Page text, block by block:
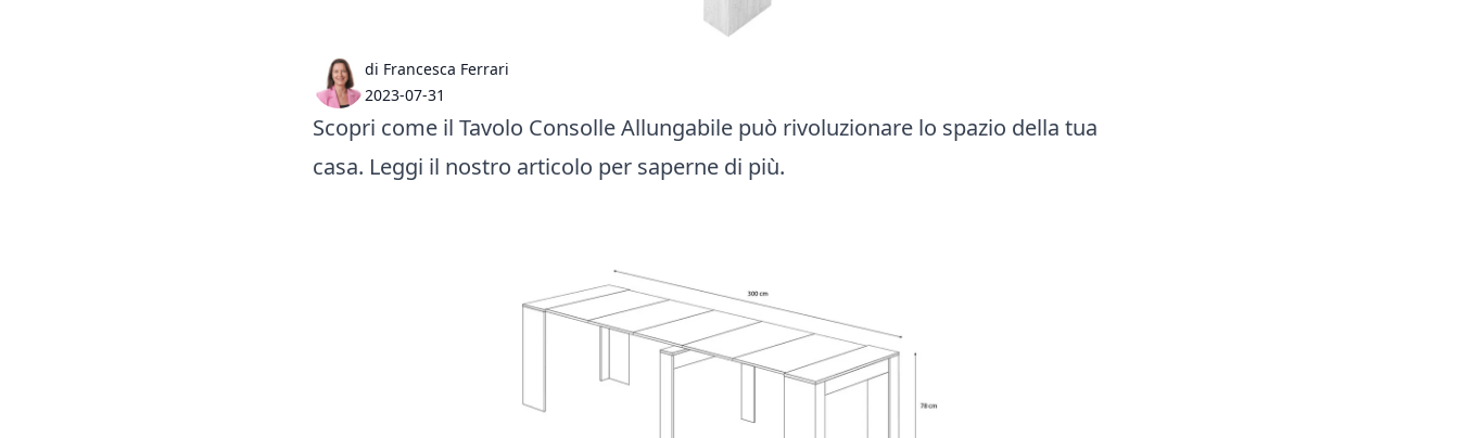
di Francesca Ferrari
2023-07-31
Scopri come il Tavolo Consolle Allungabile può rivoluzionare lo spazio della tua
casa. Leggi il nostro articolo per saperne di più.